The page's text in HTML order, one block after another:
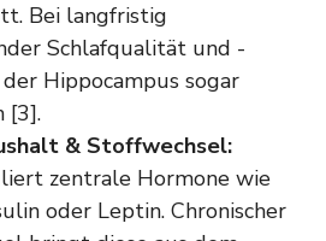
Bei langfristig
Schlafqualität und -
Hippocampus sogar
[3].
& Stoffwechsel:
zentrale Hormone wie
oder Leptin. Chronischer